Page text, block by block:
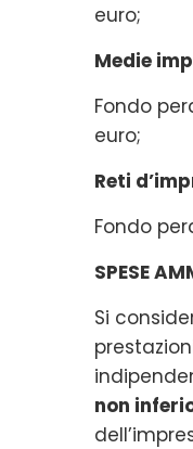
euro;
Medie
Fondo
euro;
Reti
Fondo
SPESE
Si
non